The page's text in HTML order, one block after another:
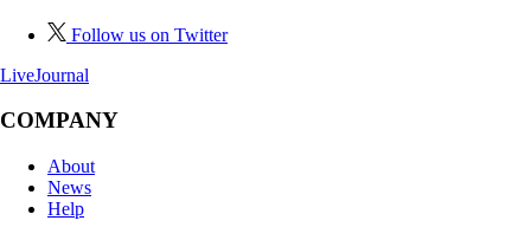
Follow us on Twitter
LiveJournal
COMPANY
About
News
Help